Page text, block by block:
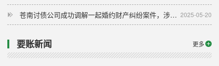
2025-05-20
苍南讨债公司成功调解一起婚约财产纠纷案件，涉案的12万元款项也全部履行到位
更多
要账新闻